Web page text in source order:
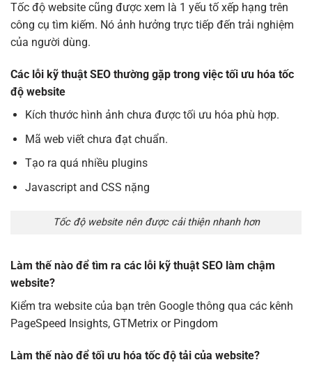
Tốc độ website cũng được xem là 1 yếu tố xếp hạng trên
công cụ tìm kiếm. Nó ảnh hưởng trực tiếp đến trải nghiệm
của người dùng.
Các lỗi kỹ thuật SEO thường gặp trong việc tối ưu hóa tốc
độ website
Kích thước hình ảnh chưa được tối ưu hóa phù hợp.
Mã web viết chưa đạt chuẩn.
Tạo ra quá nhiều plugins
Javascript and CSS nặng
Tốc độ website nên được cải thiện nhanh hơn
Làm thế nào để tìm ra các lỗi kỹ thuật SEO làm chậm
website?
Kiểm tra website của bạn trên Google thông qua các kênh
PageSpeed Insights, GTMetrix or Pingdom
Làm thế nào để tối ưu hóa tốc độ tải của website?